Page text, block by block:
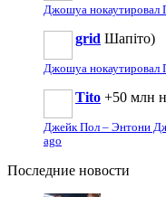
Джошуа нокаутировал
grid Шапіто)
Джошуа нокаутировал
Tito +50 млн
Джейк Пол – Энтони
ago
Последние новости